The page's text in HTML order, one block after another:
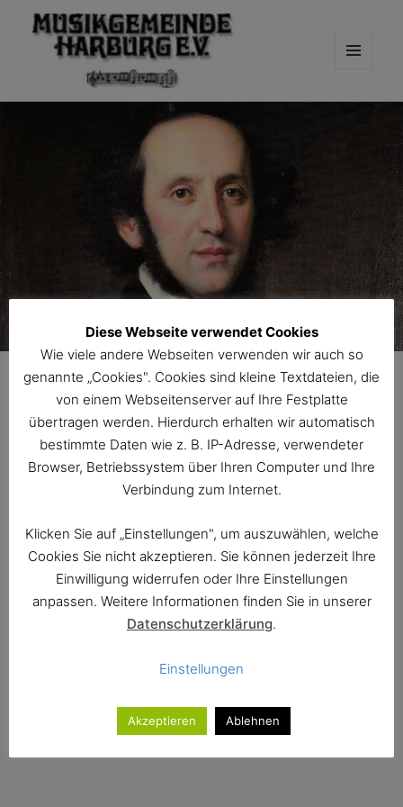
WIDGETS
1. Konzert: Freitag, 25.
September 2020
Symphoniker Hamburg
Martin Fröst, Leitung
F. Mendelssohn Bartholdy: Symphonie Nr. 4 A-Dur
op. 90 – „Italienische“
Der schwedische Ausnahme-Klarinettist Martin Fröst
leitet das Konzert mit dem Kernprogramm der
Felix Mendelssohn Bartholdy bei allen 3 Konzerten.
angesagt. Martin Fröst war vor Beginn seiner
Weltkarriere bereits Artist in Residence der
Diese Webseite verwendet Cookies
Wie viele andere Webseiten verwenden wir auch so
genannte „Cookies". Cookies sind kleine Textdateien, die
von einem Webseitenserver auf Ihre Festplatte
übertragen werden. Hierdurch erhalten wir automatisch
bestimmte Daten wie z. B. IP-Adresse, verwendeter
Browser, Betriebssystem über Ihren Computer und Ihre
Verbindung zum Internet.
Klicken Sie auf „Einstellungen", um auszuwählen, welche
Cookies Sie nicht akzeptieren. Sie können jederzeit Ihre
Einwilligung widerrufen oder Ihre Einstellungen
anpassen. Weitere Informationen finden Sie in unserer
Datenschutzerklärung.
Einstellungen
Akzeptieren Ablehnen